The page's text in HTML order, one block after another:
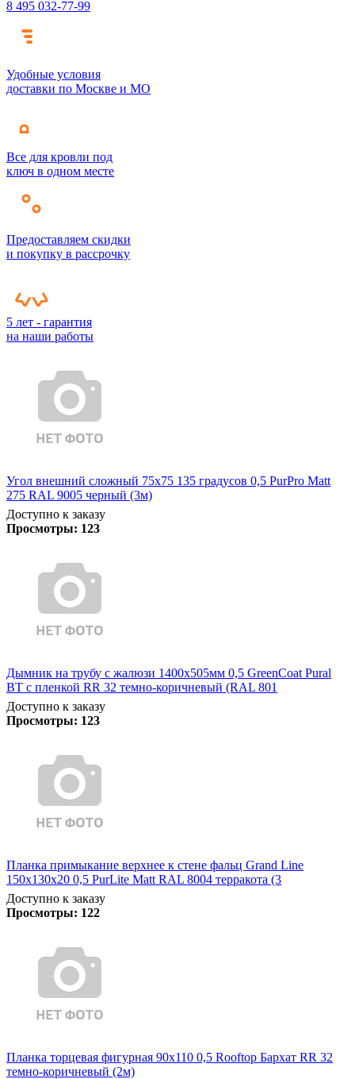
8 495 032-77-99
Удобные условия
доставки по Москве и МО
Все для кровли под
ключ в одном месте
Предоставляем скидки
и покупку в рассрочку
5 лет - гарантия
на наши работы
Угол внешний сложный 75х75 135 градусов 0,5 PurPro Matt
275 RAL 9005 черный (3м)
Доступно к заказу
Просмотры: 123
Дымник на трубу с жалюзи 1400х505мм 0,5 GreenCoat Pural
BT с пленкой RR 32 темно-коричневый (RAL 801
Доступно к заказу
Просмотры: 123
Планка примыкание верхнее к стене фальц Grand Line
150х130х20 0,5 PurLite Matt RAL 8004 терракота (3
Доступно к заказу
Просмотры: 122
Планка торцевая фигурная 90х110 0,5 Rooftop Бархат RR 32
темно-коричневый (2м)